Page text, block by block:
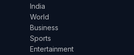
India
World
Business
Sports
Entertainment